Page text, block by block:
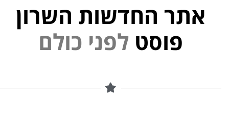
אתר החדשות השרון
פוסט